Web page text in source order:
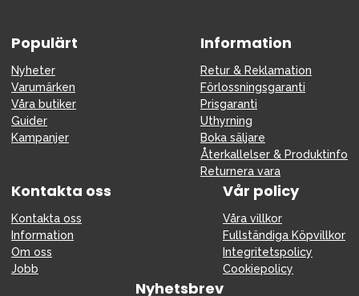
Populärt
Nyheter
Varumärken
Våra butiker
Guider
Kampanjer
Information
Retur & Reklamation
Förlossningsgaranti
Prisgaranti
Uthyrning
Boka säljare
Återkallelser & Produktinfo
Returnera vara
Kontakta oss
Kontakta oss
Information
Om oss
Jobb
Vår policy
Våra villkor
Fullständiga Köpvillkor
Integritetspolicy
Cookiepolicy
Nyhetsbrev
Varumärken
Outlet
Guider
Kontakta oss
Uthyrning Vår butik